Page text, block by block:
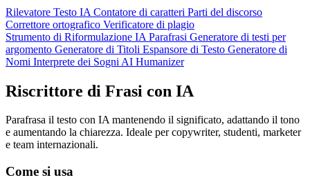
Rilevatore Testo IA Contatore di caratteri Parti del discorso
Correttore ortografico Verificatore di plagio
Strumento di Riformulazione IA Parafrasi Generatore di testi per
argomento Generatore di Titoli Espansore di Testo Generatore di
Nomi Interprete dei Sogni AI Humanizer
Riscrittore di Frasi con IA
Parafrasa il testo con IA mantenendo il significato, adattando il tono
e aumentando la chiarezza. Ideale per copywriter, studenti, marketer
e team internazionali.
Come si usa